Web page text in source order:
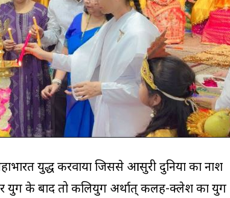
युद्ध करवाया जिससे आसुरी दुनिया का नाश
युग के बाद तो कलियुग अर्थात् कलह-क्लेश का युग